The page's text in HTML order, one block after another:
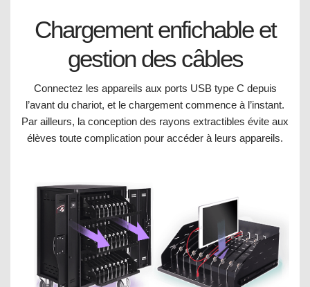
Chargement enfichable et
gestion des câbles
Connectez les appareils aux ports USB type C depuis
l’avant du chariot, et le chargement commence à l’instant.
Par ailleurs, la conception des rayons extractibles évite aux
élèves toute complication pour accéder à leurs appareils.